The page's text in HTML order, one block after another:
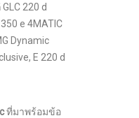
220 d
e 4MATIC
Dynamic
E 220 d
ที่มาพร้อมข้อ